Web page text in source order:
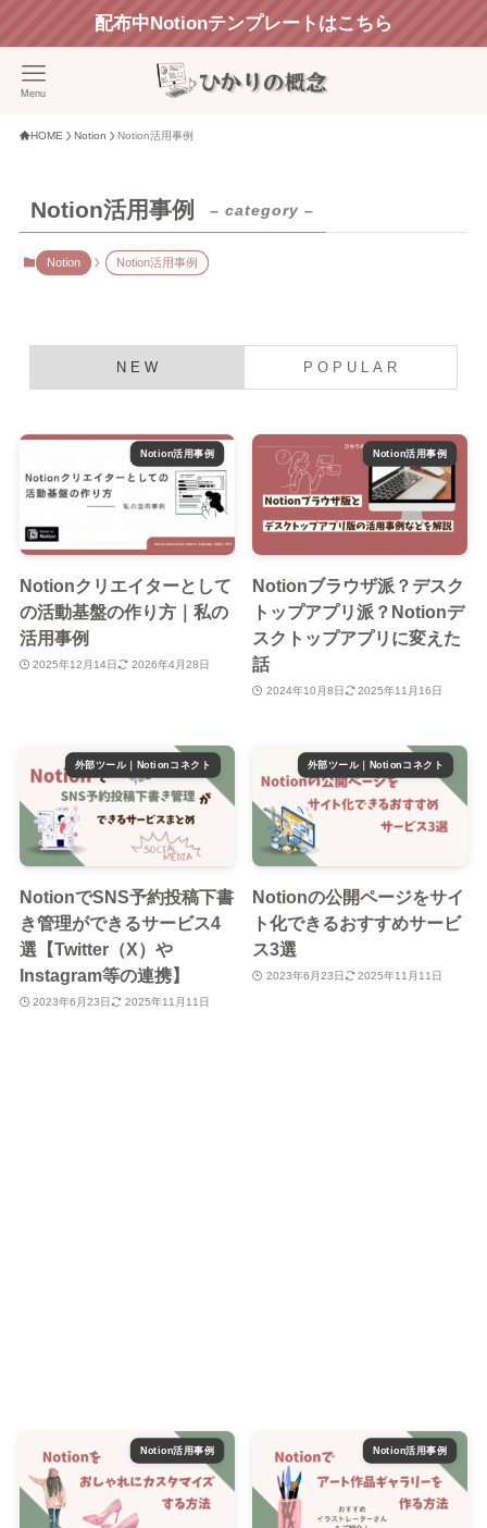
配布中Notionテンプレートはこちら
Menu
HOME Notion Notion活用事例
Notion活用事例 – category –
Notion Notion活用事例
N E W P O P U L A R
Notion活用事例
Notionクリエイターとして
の活動基盤の作り方｜私の
活用事例
2025年12月14日 2026年4月28日
Notion活用事例
Notionブラウザ派？デスク
トップアプリ派？Notionデ
スクトップアプリに変えた
話
2024年10月8日 2025年11月16日
外部ツール｜Notionコネクト
NotionでSNS予約投稿下書
き管理ができるサービス4
選【Twitter（X）や
Instagram等の連携】
2023年6月23日 2025年11月11日
外部ツール｜Notionコネクト
Notionの公開ページをサイ
ト化できるおすすめサービ
ス3選
2023年6月23日 2025年11月11日
Notion活用事例 Notion活用事例